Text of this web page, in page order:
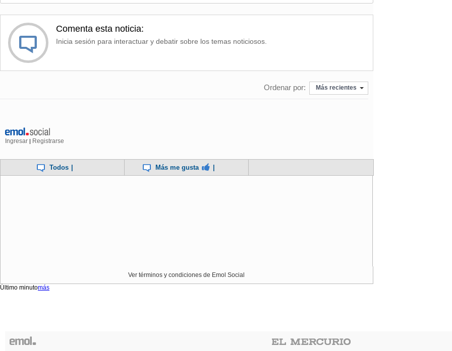
Comenta esta noticia:
Inicia sesión para interactuar y debatir sobre los temas noticiosos.
Ordenar por: Más recientes
Ingresar | Registrarse
Todos | Más me gusta |
Ver términos y condiciones de Emol Social
Último minutomás